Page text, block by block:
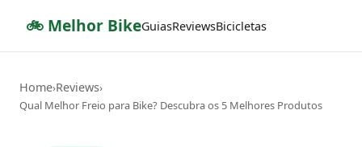
🚲 Melhor BikeGuiasReviewsBicicletas
Home›Reviews›
Qual Melhor Freio para Bike? Descubra os 5 Melhores Produtos